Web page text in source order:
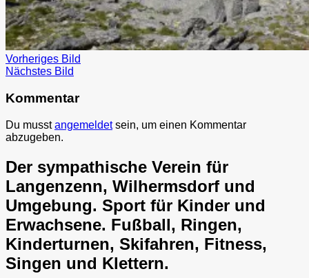
Vorheriges Bild
Nächstes Bild
Kommentar
Du musstangemeldetsein, um einen Kommentar
abzugeben.
Der sympathische Verein für
Langenzenn, Wilhermsdorf und
Umgebung. Sport für Kinder und
Erwachsene. Fußball, Ringen,
Kinderturnen, Skifahren, Fitness,
Singen und Klettern.